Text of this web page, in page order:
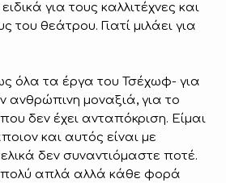
ειδικά για τους καλλιτέχνες και
του θεάτρου. Γιατί μιλάει για
όλα τα έργα του Τσέχωφ- για
ανθρώπινη μοναξιά, για το
δεν έχει ανταπόκριση. Είμαι
και αυτός είναι με
δεν συναντιόμαστε ποτέ.
πολύ απλά αλλά κάθε φορά